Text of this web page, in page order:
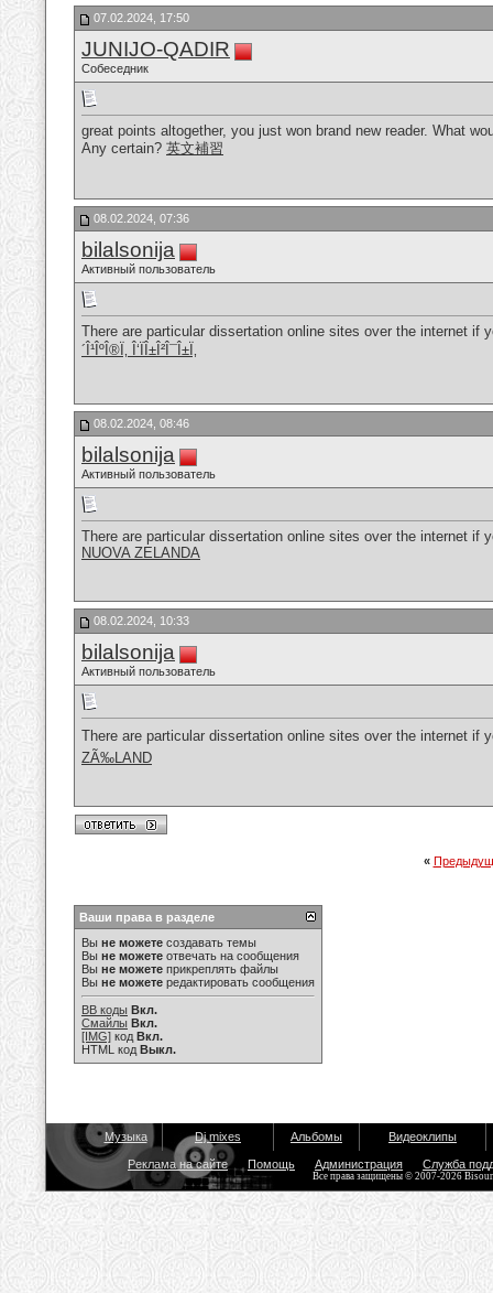
07.02.2024, 17:50
JUNIJO-QADIR
Собеседник
great points altogether, you just won brand new reader. What
Any certain? 英文補習
08.02.2024, 07:36
bilalsonija
Активный пользователь
There are particular dissertation online sites over the internet
´Î¹ÎºÎ®Ï‚ Î‘ÏÎ±Î²Î¯Î±Ï‚
08.02.2024, 08:46
bilalsonija
Активный пользователь
There are particular dissertation online sites over the internet
NUOVA ZELANDA
08.02.2024, 10:33
bilalsonija
Активный пользователь
There are particular dissertation online sites over the internet
ZÃ‰LAND
«
Ваши права в разделе
Вы не можете создавать темы
Вы не можете отвечать на сообщения
Вы не можете прикреплять файлы
Вы не можете редактировать сообщения
BB коды Вкл.
Смайлы Вкл.
[IMG] код Вкл.
HTML код Выкл.
Музыка Dj mixes Альбомы Видеоклипы
Реклама на сайте Помощь Администрация Служба
Все права защищены © 2007-2026